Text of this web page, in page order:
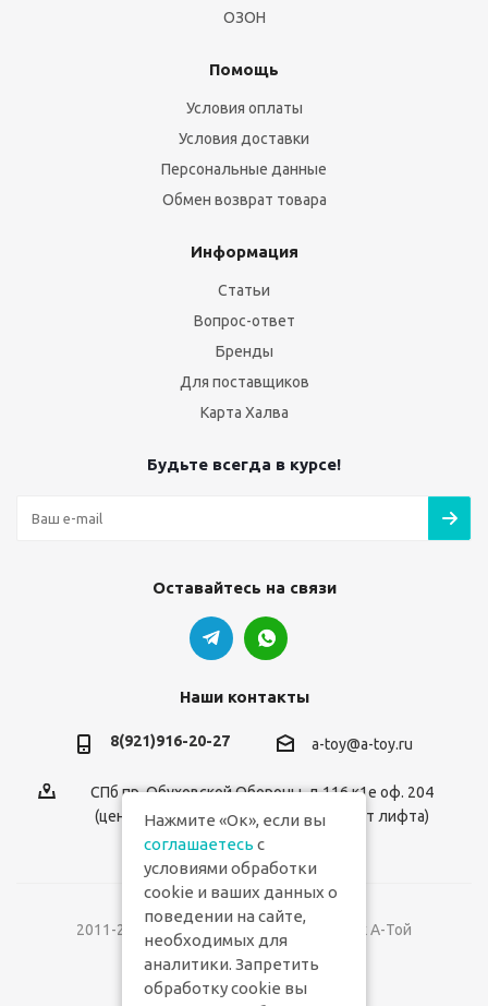
ОЗОН
Помощь
Условия оплаты
Условия доставки
Персональные данные
Обмен возврат товара
Информация
Статьи
Вопрос-ответ
Бренды
Для поставщиков
Карта Халва
Будьте всегда в курсе!
Оставайтесь на связи
Наши контакты
8(921)916-20-27 a-toy@a-toy.ru
СПб пр. Обуховской Обороны, д.116 к1е оф. 204
(центральный вход 2-й этаж справа от лифта)
2011-2026 © Интернет-магазин игрушек А-Той
Версия для печати
Нажмите «Ок», если вы
соглашаетесь с
условиями обработки
cookie и ваших данных о
поведении на сайте,
необходимых для
аналитики. Запретить
обработку cookie вы